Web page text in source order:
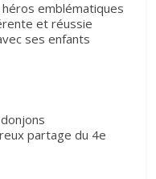
emblématiques
et réussie
ses enfants
partage du 4e